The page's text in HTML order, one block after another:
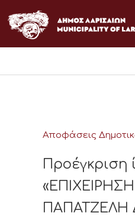
στο
περιεχόμενο
Αποφάσεις
Προέγκριση
ΠΑΠΑΤΖΕΛΗ